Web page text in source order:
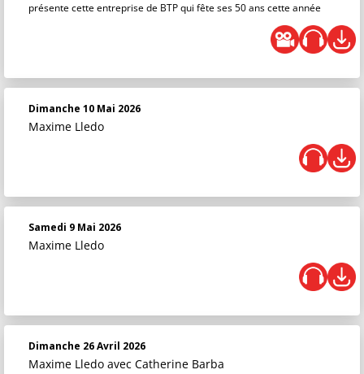
présente cette entreprise de BTP qui fête ses 50 ans cette année
Dimanche 10 Mai 2026
Maxime Lledo
Samedi 9 Mai 2026
Maxime Lledo
Dimanche 26 Avril 2026
Maxime Lledo avec Catherine Barba